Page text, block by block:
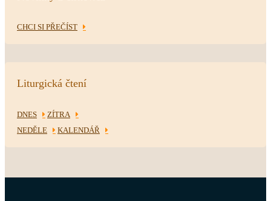
CHCI SI PŘEČÍST
Liturgická čtení
DNES
ZÍTRA
NEDĚLE
KALENDÁŘ